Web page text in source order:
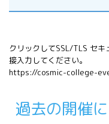
働きや
クリックしてSSL/TLS セキ
接入力してください。
https://cosmic-college-
過去の開催